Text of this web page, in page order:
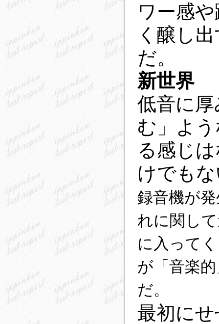
ワー感
く醸し
だ。
新世界
低音に
む」よ
る感じ
けでも
録音機が
れに関し
に入って
が「音楽
だ。
最初に